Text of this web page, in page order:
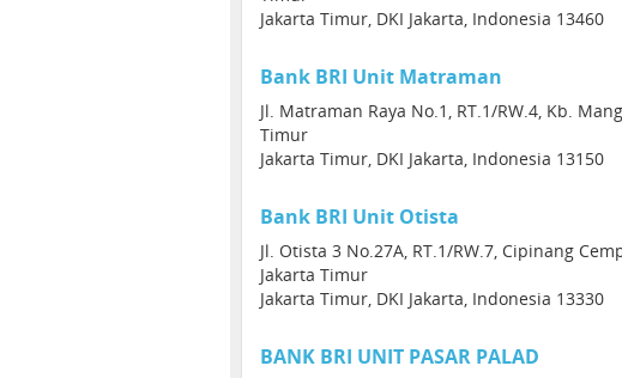
Jakarta Timur, DKI Jakarta, Indonesia 13460
Bank BRI Unit Matraman
Jl. Matraman Raya No.1, RT.1/RW.4, Kb.
Timur
Jakarta Timur, DKI Jakarta, Indonesia 13150
Bank BRI Unit Otista
Jl. Otista 3 No.27A, RT.1/RW.7, Cipinang
Jakarta Timur
Jakarta Timur, DKI Jakarta, Indonesia 13330
BANK BRI UNIT PASAR PALAD